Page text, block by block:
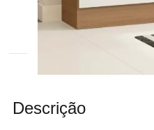
Descrição